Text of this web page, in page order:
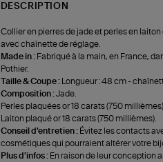
DESCRIPTION
Collier en pierres de jade et perles en
avec chaînette de réglage.
Made in : Fabriqué à la main, en France,
Pothier.
Taille & Coupe :
Longueur : 48 cm -
Composition :Jade.
Perles plaquées or 18 carats (750 millièmes).
Laiton plaqué or 18 carats (750 millièmes).
Conseil d'entretien : Évitez les contacts
cosmétiques qui pourraient altérer votre
Plus d'infos : En raison de leur conception